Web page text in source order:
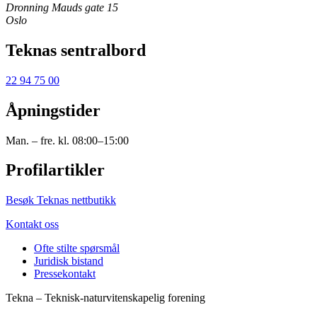
Dronning Mauds gate 15
Oslo
Teknas sentralbord
22 94 75 00
Åpningstider
Man. – fre. kl. 08:00–15:00
Profilartikler
Besøk Teknas nettbutikk
Kontakt oss
Ofte stilte spørsmål
Juridisk bistand
Pressekontakt
Tekna – Teknisk-naturvitenskapelig forening